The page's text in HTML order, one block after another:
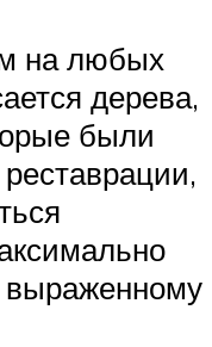
на любых
дерева,
были
выраженному